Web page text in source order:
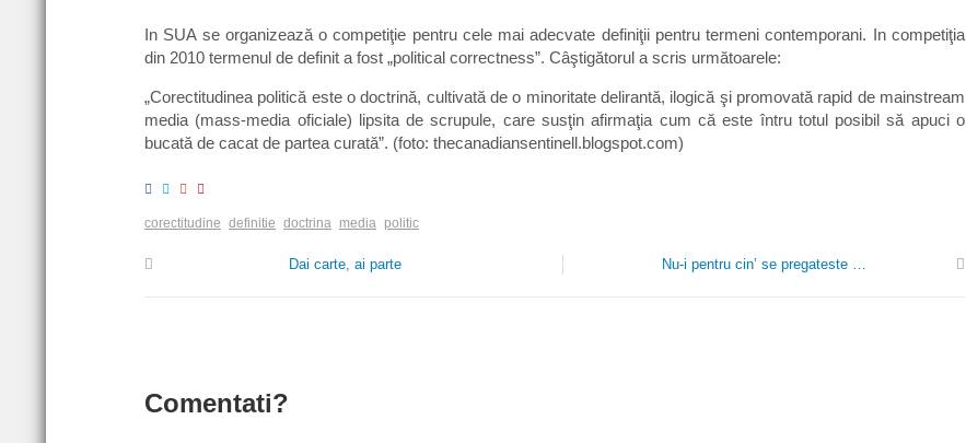
In SUA se organizează o competiţie pentru cele mai adecvate definiţii pentru termeni contemporani. In competiţia
din 2010 termenul de definit a fost „political correctness”. Câştigătorul a scris următoarele:
„Corectitudinea politică este o doctrină, cultivată de o minoritate delirantă, ilogică şi promovată rapid de mainstream
media (mass-media oficiale) lipsita de scrupule, care susţin afirmaţia cum că este întru totul posibil să apuci o
bucată de cacat de partea curată”. (foto: thecanadiansentinell.blogspot.com)
corectitudine definitie doctrina media politic
Dai carte, ai parte Nu-i pentru cin’ se pregateste …
Comentati?